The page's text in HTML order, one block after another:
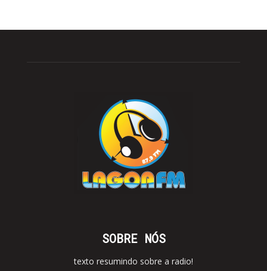
SOBRE NÓS
texto resumindo sobre a radio!